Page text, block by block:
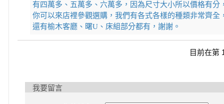
有四萬多、五萬多、六萬多，因為尺寸大小所以價格有分
你可以來店裡參觀選購，我們有各式各樣的種類非常齊全
還有榆木客廳、曙U、床組部分都有，謝謝。
目前在第
我要留言